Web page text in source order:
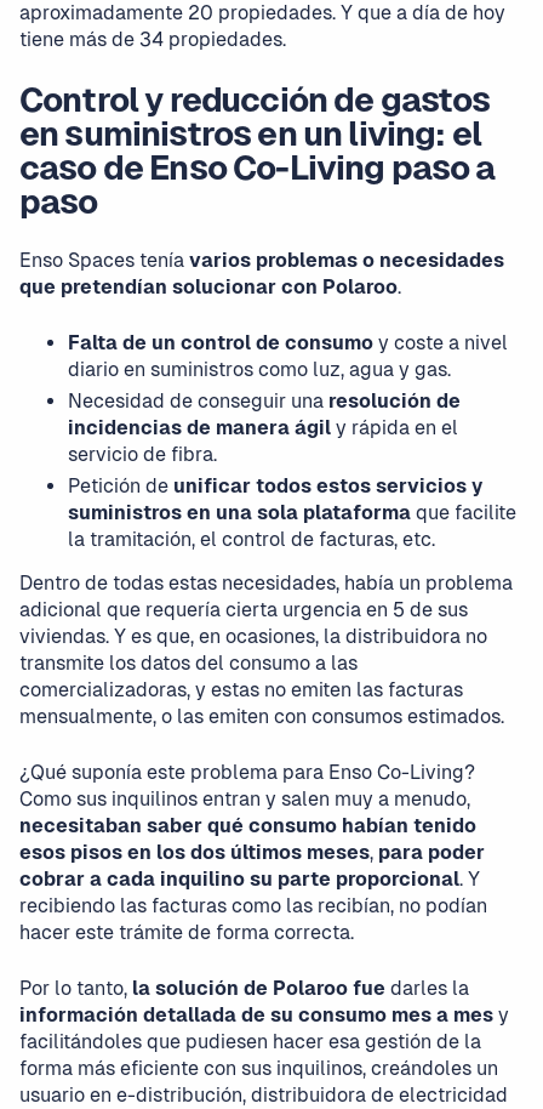
aproximadamente 20 propiedades. Y que a día de hoy
tiene más de 34 propiedades.
Control y reducción de gastos
en suministros en un living: el
caso de Enso Co-Living paso a
paso
Enso Spaces tenía varios problemas o necesidades
que pretendían solucionar con Polaroo.
Falta de un control de consumo y coste a nivel
diario en suministros como luz, agua y gas.
Necesidad de conseguir una resolución de
incidencias de manera ágil y rápida en el
servicio de fibra.
Petición de unificar todos estos servicios y
suministros en una sola plataforma que facilite
la tramitación, el control de facturas, etc.
Dentro de todas estas necesidades, había un problema
adicional que requería cierta urgencia en 5 de sus
viviendas. Y es que, en ocasiones, la distribuidora no
transmite los datos del consumo a las
comercializadoras, y estas no emiten las facturas
mensualmente, o las emiten con consumos estimados.
¿Qué suponía este problema para Enso Co-Living?
Como sus inquilinos entran y salen muy a menudo,
necesitaban saber qué consumo habían tenido
esos pisos en los dos últimos meses, para poder
cobrar a cada inquilino su parte proporcional. Y
recibiendo las facturas como las recibían, no podían
hacer este trámite de forma correcta.
Por lo tanto, la solución de Polaroo fue darles la
información detallada de su consumo mes a mes y
facilitándoles que pudiesen hacer esa gestión de la
forma más eficiente con sus inquilinos, creándoles un
usuario en e-distribución, distribuidora de electricidad